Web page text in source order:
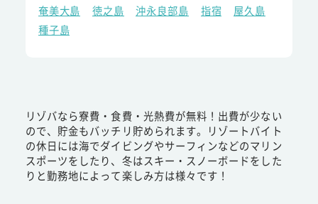
奄美大島
徳之島 沖永良部島 指宿
屋久島
種子島
リゾバなら寮費・食費・光熱費が無料！出費が少ない
ので、貯金もバッチリ貯められます。リゾートバイト
の休日には海でダイビングやサーフィンなどのマリン
スポーツをしたり、冬はスキー・スノーボードをした
りと勤務地によって楽しみ方は様々です！